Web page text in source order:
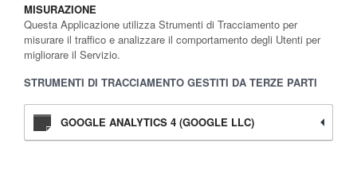
MISURAZIONE
Questa Applicazione utilizza Strumenti di Tracciamento per
misurare il traffico e analizzare il comportamento degli Utenti per
migliorare il Servizio.
STRUMENTI DI TRACCIAMENTO GESTITI DA TERZE PARTI
GOOGLE ANALYTICS 4 (GOOGLE LLC)